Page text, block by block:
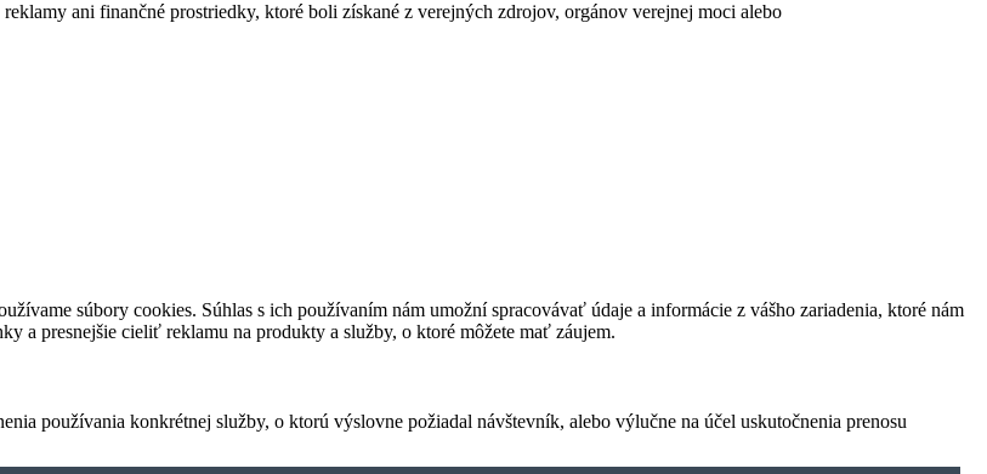
ani finančné prostriedky, ktoré boli získané z verejných zdrojov, orgánov verejnej moci alebo
súbory cookies. Súhlas s ich používaním nám umožní spracovávať údaje a informácie z vášho zariadenia, ktoré nám
a presnejšie cieliť reklamu na produkty a služby, o ktoré môžete mať záujem.
používania konkrétnej služby, o ktorú výslovne požiadal návštevník, alebo výlučne na účel uskutočnenia prenosu